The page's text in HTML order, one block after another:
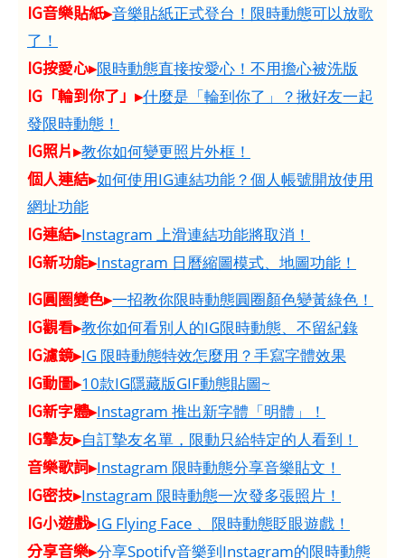
IG音樂貼紙▸音樂貼紙正式登台！限時動態可以放歌
了！
IG按愛心▸限時動態直接按愛心！不用擔心被洗版
IG「輪到你了」▸什麼是「輪到你了」？揪好友一起
發限時動態！
IG照片▸教你如何變更照片外框！
個人連結▸如何使用IG連結功能？個人帳號開放使用
網址功能
IG連結▸Instagram 上滑連結功能將取消！
IG新功能▸Instagram 日曆縮圖模式、地圖功能！
IG圓圈變色▸一招教你限時動態圓圈顏色變黃綠色！
IG觀看▸教你如何看別人的IG限時動態、不留紀錄
IG濾鏡▸IG 限時動態特效怎麼用？手寫字體效果
IG動圖▸10款IG隱藏版GIF動態貼圖~
IG新字體▸Instagram 推出新字體「明體」！
IG摯友▸自訂摯友名單，限動只給特定的人看到！
音樂歌詞▸Instagram 限時動態分享音樂貼文！
IG密技▸Instagram 限時動態一次發多張照片！
IG小遊戲▸IG Flying Face 、限時動態眨眼遊戲！
分享音樂▸分享Spotify音樂到Instagram的限時動態